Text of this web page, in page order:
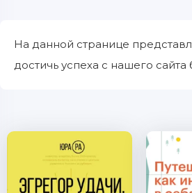
На данной странице
достичь успеха с нашего